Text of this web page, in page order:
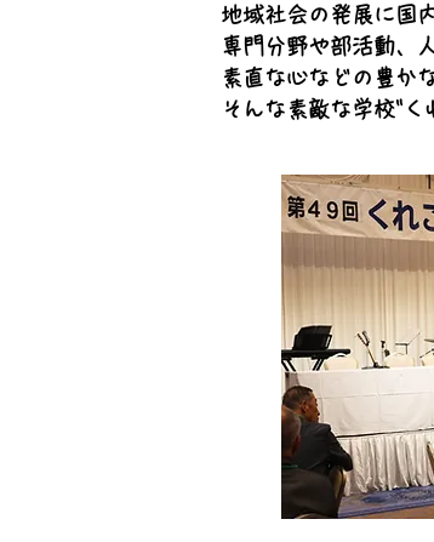
地域社会の発展に国
専門分野や部活動、
素直な心などの豊か
そんな素敵な学校"